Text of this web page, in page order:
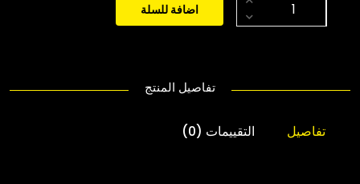
اضافة للسلة
تفاصيل المنتج
تفاصيل التقييمات (0)